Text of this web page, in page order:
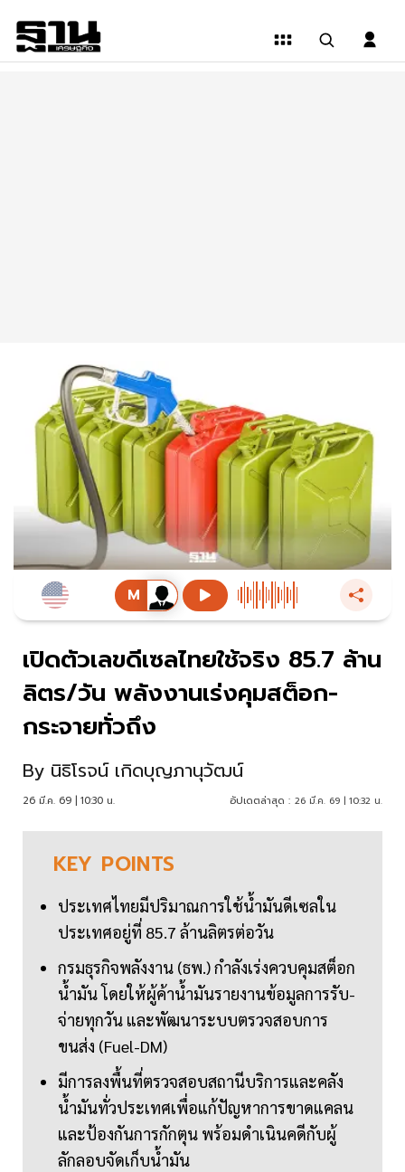
เปิดตัวเลขดีเซลไทยใช้จริง 85.7 ล้าน
ลิตร/วัน พลังงานเร่งคุมสต็อก-
กระจายทั่วถึง
By นิธิโรจน์ เกิดบุญภานุวัฒน์
26 มี.ค. 69 | 10:30 น. อัปเดตล่าสุด : 26 มี.ค. 69 | 10:32 น.
KEY POINTS
ประเทศไทยมีปริมาณการใช้น้ำมันดีเซลใน
ประเทศอยู่ที่ 85.7 ล้านลิตรต่อวัน
กรมธุรกิจพลังงาน (ธพ.) กำลังเร่งควบคุมสต็อก
น้ำมัน โดยให้ผู้ค้าน้ำมันรายงานข้อมูลการรับ-
จ่ายทุกวัน และพัฒนาระบบตรวจสอบการ
ขนส่ง (Fuel-DM)
มีการลงพื้นที่ตรวจสอบสถานีบริการและคลัง
น้ำมันทั่วประเทศเพื่อแก้ปัญหาการขาดแคลน
และป้องกันการกักตุน พร้อมดำเนินคดีกับผู้
ลักลอบจัดเก็บน้ำมัน